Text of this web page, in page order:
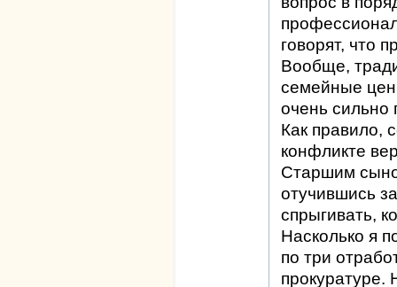
говорят, что
Вообще,
семейные
очень сильно
Как правило,
конфликте
Старшим
отучившись
спрыгивать,
Насколько я
по три